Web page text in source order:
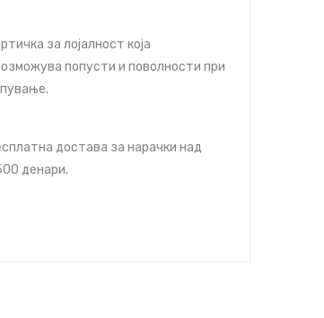
за лојалност која
попусти и поволности при
достава за нарачки над
денари.